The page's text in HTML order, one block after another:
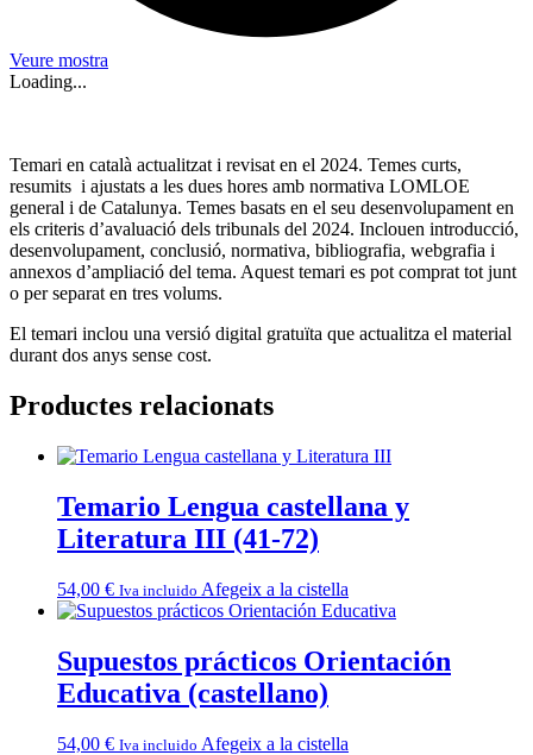
Veure mostra
Loading...
Temari en català actualitzat i revisat en el 2024. Temes curts,
resumits i ajustats a les dues hores amb normativa LOMLOE
general i de Catalunya. Temes basats en el seu desenvolupament en
els criteris d’avaluació dels tribunals del 2024. Inclouen introducció,
desenvolupament, conclusió, normativa, bibliografia, webgrafia i
annexos d’ampliació del tema. Aquest temari es pot comprat tot junt
o per separat en tres volums.
El temari inclou una versió digital gratuïta que actualitza el material
durant dos anys sense cost.
Productes relacionats
Temario Lengua castellana y
Literatura III (41-72)
54,00 € Iva incluido Afegeix a la cistella
Supuestos prácticos Orientación
Educativa (castellano)
54,00 € Iva incluido Afegeix a la cistella